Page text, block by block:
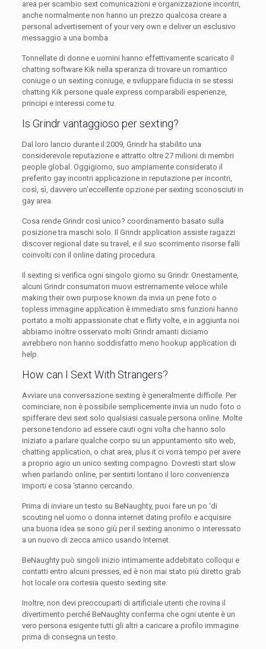
area per scambio sext comunicazioni e organizzazione incontri,
anche normalmente non hanno un prezzo qualcosa creare a
personal advertisement of your very own e deliver un esclusivo
messaggio a una bomba.
Tonnellate di donne e uomini hanno effettivamente scaricato il
chatting software Kik nella speranza di trovare un romantico
coniuge o un sexting coniuge, e sviluppare fiducia in se stessi
chatting Kik persone quale express comparabili esperienze,
principi e interessi come tu.
Is Grindr vantaggioso per sexting?
Dal loro lancio durante il 2009, Grindr ha stabilito una
considerevole reputazione e attratto oltre 27 milioni di membri
people global. Oggigiorno, suo ampiamente considerato il
preferito gay incontri applicazione in reputazione per incontri,
così, sì, davvero un’eccellente opzione per sexting sconosciuti in
gay area.
Cosa rende Grindr così unico? coordinamento basato sulla
posizione tra maschi solo. Il Grindr application assiste ragazzi
discover regional date su travel, e il suo scorrimento risorse falli
coinvolti con il online dating procedura.
Il sexting si verifica ogni singolo giorno su Grindr. Onestamente,
alcuni Grindr consumatori muovi estremamente veloce while
making their own purpose known da invia un pene foto o
topless immagine application è immediato sms funzioni hanno
portato a molti appassionate chat e flirty volte, e in aggiunta noi
abbiamo inoltre osservato molti Grindr amanti diciamo
avrebbero non hanno soddisfatto meno hookup application di
help.
How can I Sext With Strangers?
Avviare una conversazione sexting è generalmente difficile. Per
cominciare, non è possibile semplicemente invia un nudo foto o
spifferare devi sext solo qualsiasi casuale persona online. Molte
persone tendono ad essere cauti ogni volta che hanno solo
iniziato a parlare qualche corpo su un appuntamento sito web,
chatting application, o chat area, plus it ci vorrà tempo per avere
a proprio agio un unico sexting compagno. Dovresti start slow
when parlando online, per sentirti lontano il loro convenienza
importi e cosa ‘stanno cercando.
Prima di inviare un testo su BeNaughty, puoi fare un po ‘di
scouting nel uomo o donna internet dating profilo e acquisire
una buona idea se sono giù per il sexting anonimo o interessato
a un nuovo di zecca amico usando Internet.
BeNaughty può singoli inizio intimamente addebitato colloqui e
contatti entro alcuni presses, ed è non mai stato più diretto grab
hot locale ora cortesia questo sexting site.
Inoltre, non devi preoccuparti di artificiale utenti che rovina il
divertimento perché BeNaughty conferma che ogni utente è un
vero persona esigente tutti gli altri a caricare a profilo immagine
prima di consegna un testo.